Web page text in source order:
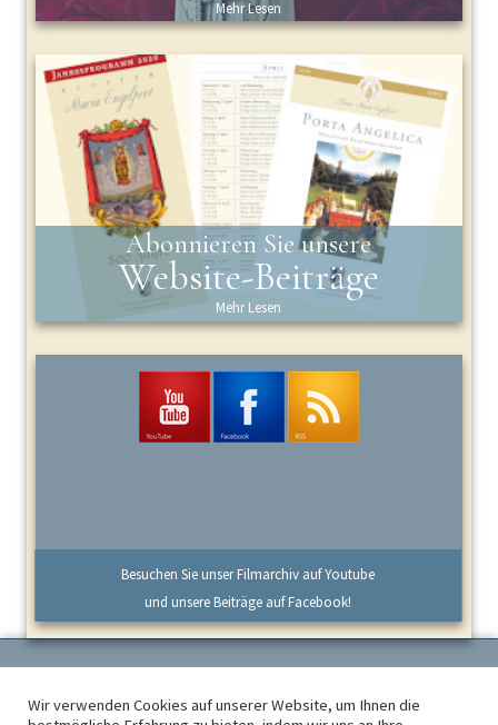
Mehr Lesen
Abonnieren Sie unsere
Website-Beiträge
Mehr Lesen
Besuchen Sie unser Filmarchiv auf Youtube
und unsere Beiträge auf Facebook!
Kloster Maria Engelport, Flaumbachtal 4, 56253 Treis-Karden - Telefon: +49
Wir verwenden Cookies auf unserer Website, um Ihnen die